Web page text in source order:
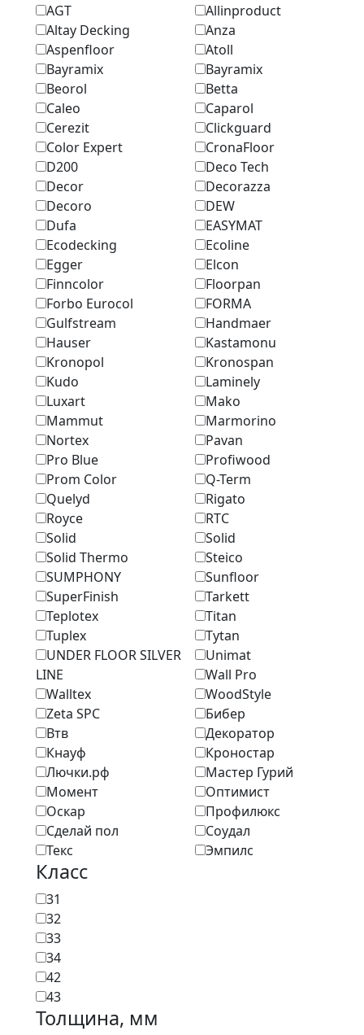
AGT
Allinproduct
Altay Decking
Anza
Aspenfloor
Atoll
Bayramix
Bayramix
Beorol
Betta
Caleo
Caparol
Cerezit
Clickguard
Color Expert
CronaFloor
D200
Deco Tech
Decor
Decorazza
Decoro
DEW
Dufa
EASYMAT
Ecodecking
Ecoline
Egger
Elcon
Finncolor
Floorpan
Forbo Eurocol
FORMA
Gulfstream
Handmaer
Hauser
Kastamonu
Kronopol
Kronospan
Kudo
Laminely
Luxart
Mako
Mammut
Marmоrino
Nortex
Pavan
Pro Blue
Profiwood
Prom Color
Q-Term
Quelyd
Rigato
Royce
RTC
Solid
Solid
Solid Thermo
Steico
SUMPHONY
Sunfloor
SuperFinish
Tarkett
Teplotex
Titan
Tuplex
Tytan
UNDER FLOOR SILVER
LINE
Unimat
Wall Pro
Walltex
WoodStyle
Zeta SPC
Бибер
Втв
Декоратор
Кнауф
Кроностар
Лючки.рф
Мастер Гурий
Момент
Оптимист
Оскар
Профилюкс
Сделай пол
Соудал
Текс
Эмпилс
Класс
31
32
33
34
42
43
Толщина, мм